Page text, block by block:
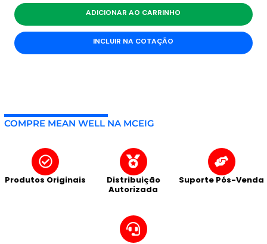
ADICIONAR AO CARRINHO
INCLUIR NA COTAÇÃO
COMPRE MEAN WELL NA MCEIG
Produtos Originais
Distribuição
Autorizada
Suporte Pós-Venda